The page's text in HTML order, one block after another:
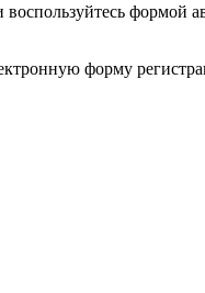
формой
форму